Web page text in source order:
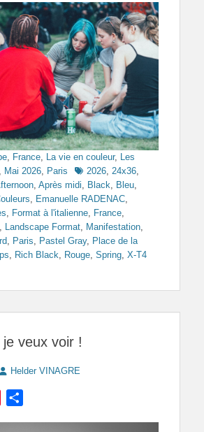
France La vie en couleur, Les
Mai 2026 Paris Tags2026 24x36
Après midi Black Bleu
Emanuelle RADENAC
Format à l'italienne France
Landscape Format Manifestation
Paris Pastel Gray, Place de la
Rich Black Rouge Spring X-T4
veux voir !
AuthorHelder VINAGRE
Pinterest